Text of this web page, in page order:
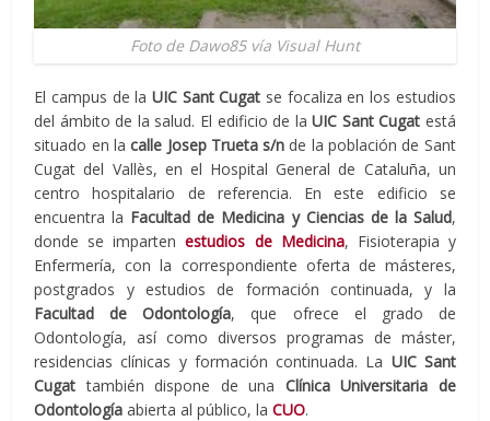
Foto de Dawo85 vía Visual Hunt
El campus de la UIC Sant Cugat se focaliza en los estudios
del ámbito de la salud. El edificio de laUIC Sant Cugat está
situado en lacalle Josep Trueta s/n de la población de Sant
Cugat del Vallès, en el Hospital General de Cataluña, un
centro hospitalario de referencia. En este edificio se
encuentra la Facultad de Medicina y Ciencias de la Salud,
donde se impartenestudios de Medicina, Fisioterapia y
Enfermería, con la correspondiente oferta de másteres,
postgrados y estudios de formación continuada, y la
Facultad de Odontología, que ofrece el grado de
Odontología, así como diversos programas de máster,
residencias clínicas y formación continuada. La UIC Sant
Cugat también dispone de una Clínica Universitaria de
Odontología abierta al público, laCUO.